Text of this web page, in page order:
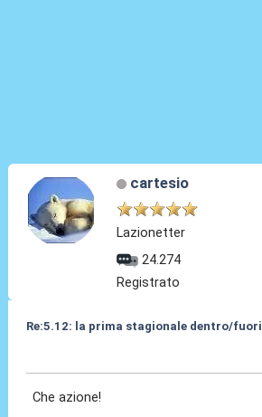
cartesio
Lazionetter
24.274
Registrato
Re:5.12: la prima stagionale dentro/fuori
Che azione!